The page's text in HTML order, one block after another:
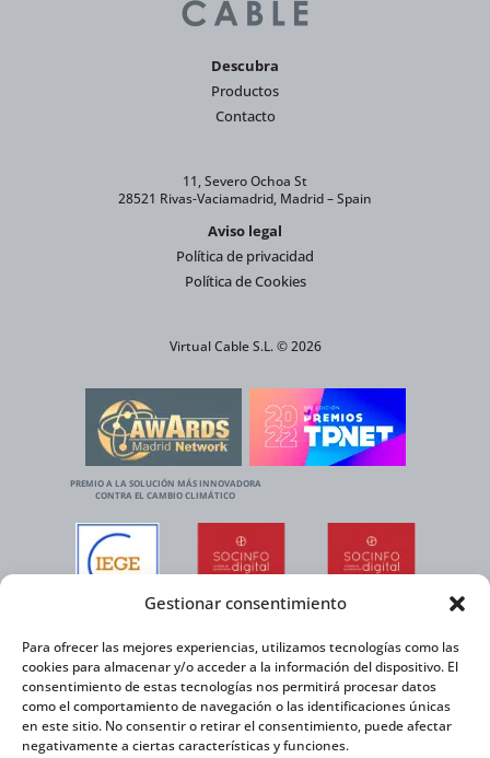
Gestionar consentimiento
Para ofrecer las mejores experiencias, utilizamos tecnologías como las
cookies para almacenar y/o acceder a la información del dispositivo. El
consentimiento de estas tecnologías nos permitirá procesar datos
como el comportamiento de navegación o las identificaciones únicas
en este sitio. No consentir o retirar el consentimiento, puede afectar
negativamente a ciertas características y funciones.
Descubra
Productos
Contacto
11, Severo Ochoa St
28521 Rivas-Vaciamadrid, Madrid – Spain
Aviso legal
Política de privacidad
Política de Cookies
Virtual Cable S.L. © 2026
PREMIO A LA SOLUCIÓN MÁS INNOVADORA
CONTRA EL CAMBIO CLIMÁTICO